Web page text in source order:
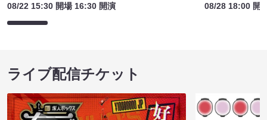
08/22 15:30 開場 16:30 開演
08/28 18:00 開
ライブ配信チケット